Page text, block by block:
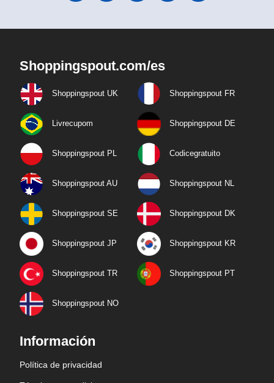
Shoppingspout.com/es
Shoppingspout UK Shoppingspout FR
Livrecupom Shoppingspout DE
Shoppingspout PL Codicegratuito
Shoppingspout AU Shoppingspout NL
Shoppingspout SE Shoppingspout DK
Shoppingspout JP Shoppingspout KR
Shoppingspout TR Shoppingspout PT
Shoppingspout NO
Información
Política de privacidad